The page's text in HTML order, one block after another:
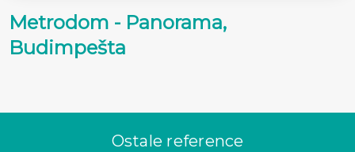
Metrodom - Panorama,
Budimpešta
Ostale reference